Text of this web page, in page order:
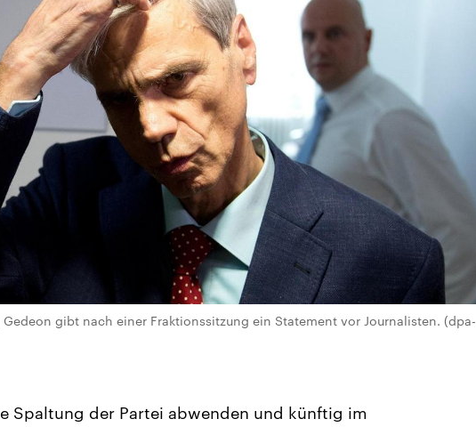
gibt nach einer Fraktionssitzung ein Statement vor Journalisten. (dpa-
Spaltung der Partei abwenden und künftig im